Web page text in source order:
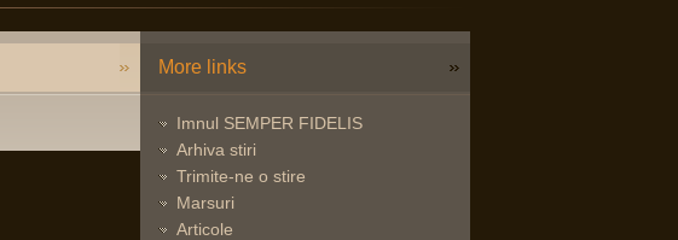
More links
Imnul SEMPER FIDELIS
Arhiva stiri
Trimite-ne o stire
Marsuri
Articole